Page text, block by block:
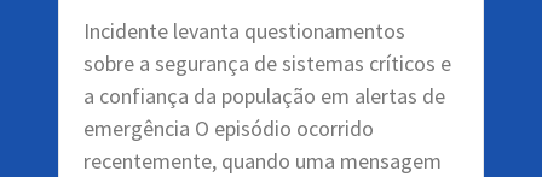
Incidente levanta questionamentos
sobre a segurança de sistemas críticos e
a confiança da população em alertas de
emergência O episódio ocorrido
recentemente, quando uma mensagem